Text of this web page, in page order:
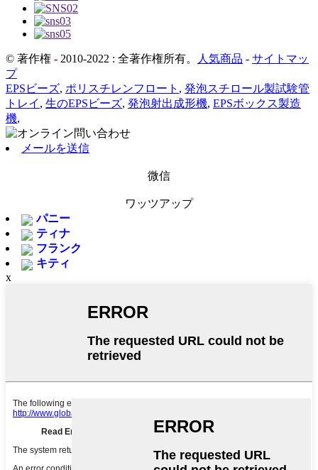
© 著作権 - 2010-2022 : 全著作権所有。 人気商品 - サイトマッ
プ
EPSビーズ, ポリスチレンフロート , 発泡スチロール製試験管
トレイ , 生のEPSビーズ, 発泡射出成形機, EPSボックス製造
機,
メールを送信
微信
ワッツアップ
パニー
ティナ
フランク
キティ
x